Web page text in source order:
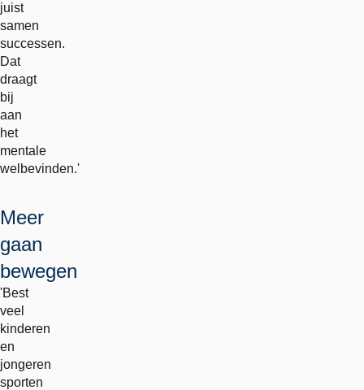
juist
samen
successen.
Dat
draagt
bij
aan
het
mentale
welbevinden.'
Meer
gaan
bewegen
'Best
veel
kinderen
en
jongeren
sporten